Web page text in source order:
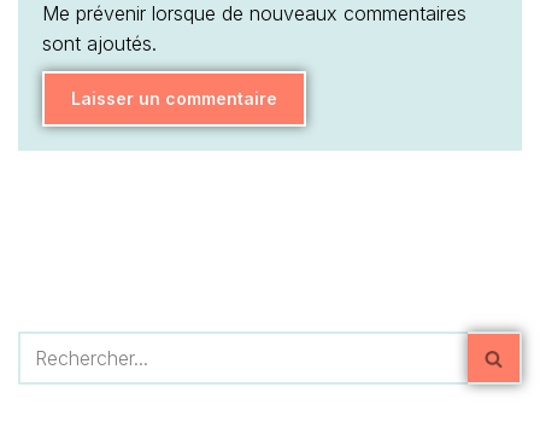
Me prévenir lorsque de nouveaux commentaires
sont ajoutés.